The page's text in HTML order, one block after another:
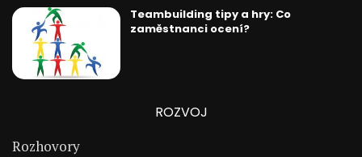
Teambuilding tipy a hry: Co
zaměstnanci ocení?
ROZVOJ
Rozhovory